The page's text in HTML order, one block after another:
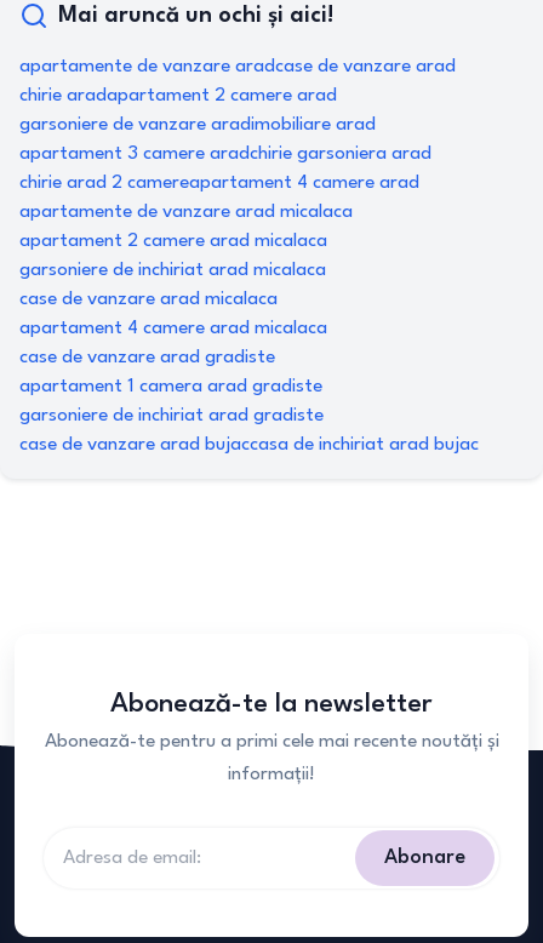
Mai aruncă un ochi și aici!
apartamente de vanzare aradcase de vanzare arad
chirie aradapartament 2 camere arad
garsoniere de vanzare aradimobiliare arad
apartament 3 camere aradchirie garsoniera arad
chirie arad 2 camereapartament 4 camere arad
apartamente de vanzare arad micalaca
apartament 2 camere arad micalaca
garsoniere de inchiriat arad micalaca
case de vanzare arad micalaca
apartament 4 camere arad micalaca
case de vanzare arad gradiste
apartament 1 camera arad gradiste
garsoniere de inchiriat arad gradiste
case de vanzare arad bujaccasa de inchiriat arad bujac
Abonează-te la newsletter
Abonează-te pentru a primi cele mai recente noutăți și
informații!
Abonare